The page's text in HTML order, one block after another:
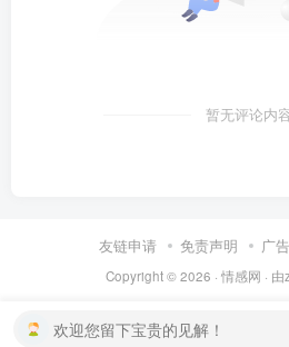
暂无评论内
友链申请 免责声明 广
Copyright © 2026 · 情感网 · 由
欢迎您留下宝贵的见解！